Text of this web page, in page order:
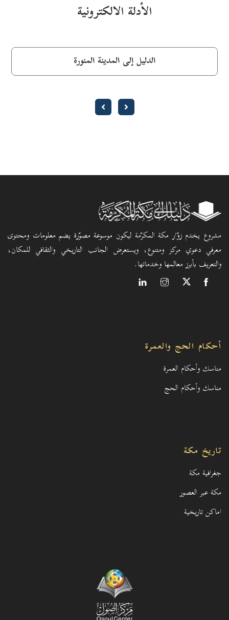
الأدلة الالكترونية
الدليل إلى المدينة المنورة
مشروع يخدم زوّار مكة المكرّمة ليكون موسوعة مصوّرة يضم معلومات ومحتوى
معرفي دعوي مركز ومتنوع، ويستعرض الجانب التاريخي والثقافي للمكان،
والتعريف بأبرز معالمها وخدماتها.
أحكام الحج والعمرة
مناسك وأحكام العمرة
مناسك وأحكام الحج
تاريخ مكة
جغرافية مكة
مكة عبر العصور
اماكن تاريخية